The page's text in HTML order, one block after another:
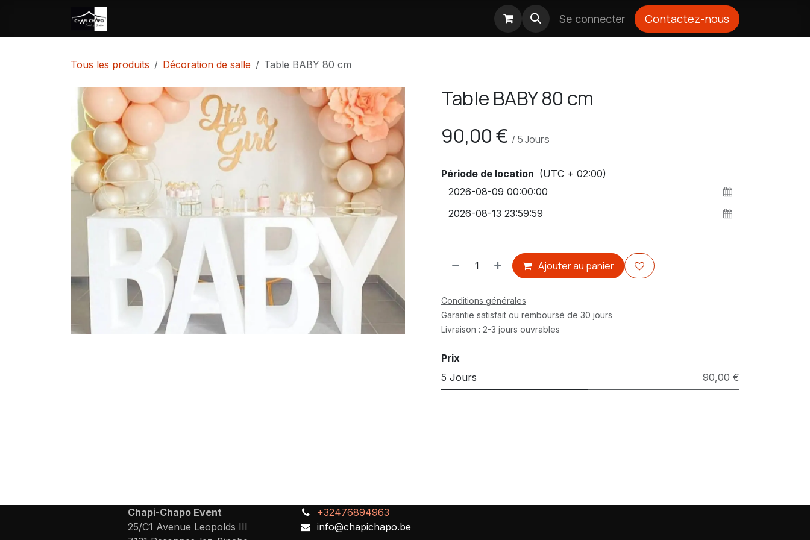
Se rendre au contenu
Se connecter Contactez-nous
Tous les produits Décoration de salle Table BABY 80 cm
Table BABY 80 cm
90,00€ / 5Jours
Période de location (UTC + 02:00)
Ajouter au panier
Conditions générales
Garantie satisfait ou remboursé de 30 jours
Livraison : 2-3 jours ouvrables
Prix
5 Jours
90,00 €
Chapi-Chapo Event
25/C1 Avenue Leopolds III
+32476894963
info@chapichapo.be